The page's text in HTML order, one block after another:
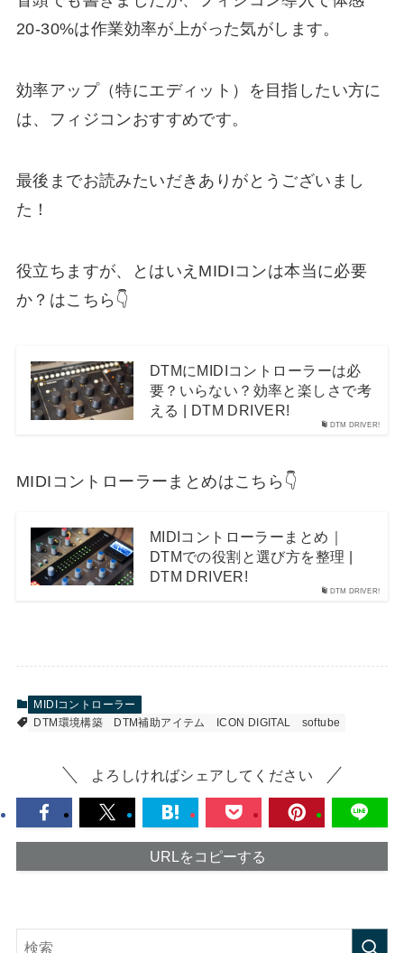
20-30%は作業効率が上がった気がします。
効率アップ（特にエディット）を目指したい方に
は、フィジコンおすすめです。
最後までお読みたいだきありがとうございまし
た！
役立ちますが、とはいえMIDIコンは本当に必要
か？はこちら👇
DTM DRIVER!
DTMにMIDIコントローラーは必
要？いらない？効率と楽しさで考
える | DTM DRIVER!
MIDIコントローラーまとめはこちら👇
DTM DRIVER!
MIDIコントローラーまとめ｜
DTMでの役割と選び方を整理 |
DTM DRIVER!
MIDIコントローラー
DTM環境構築
DTM補助アイテム ICON DIGITAL softube
よろしければシェアしてください
URLをコピーする